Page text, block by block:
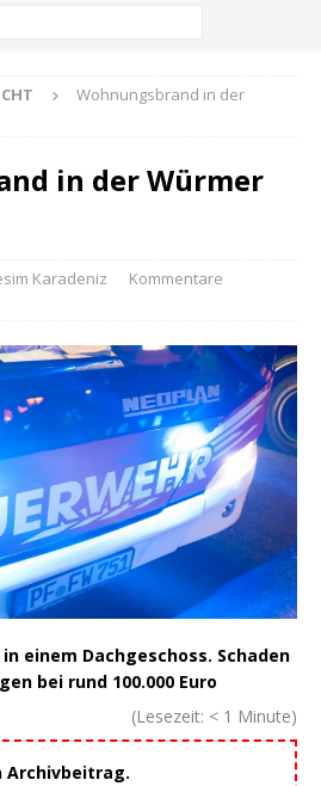
Wohnungsbrand in der
in der Würmer
Karadeniz
Kommentare
einem Dachgeschoss. Schaden
bei rund 100.000 Euro
(Lesezeit: < 1 Minute)
Archivbeitrag.